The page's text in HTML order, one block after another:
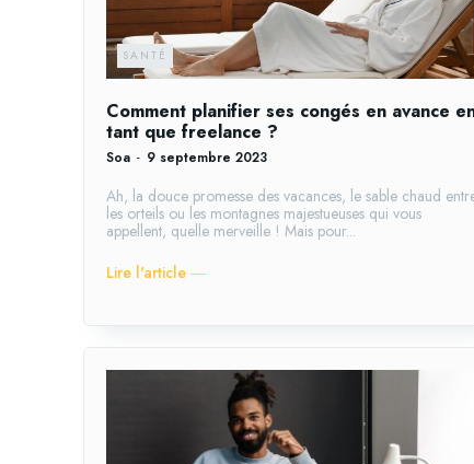
SANTÉ
Comment planifier ses congés en avance
tant que freelance ?
Soa - 9 septembre 2023
Ah, la douce promesse des vacances, le sable chaud
les orteils ou les montagnes majestueuses qui vous
appellent, quelle merveille ! Mais pour...
Lire l'article ―